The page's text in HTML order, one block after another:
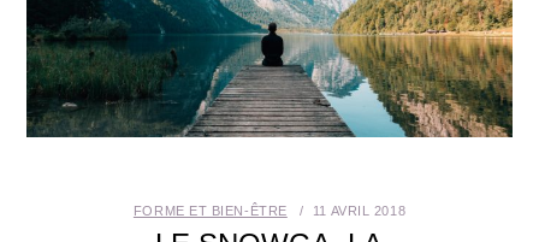
MÉDECINE DOUCE
BIEN-ÊTRE
FORME ET BIEN-ÊTRE 11 AVRIL 2018